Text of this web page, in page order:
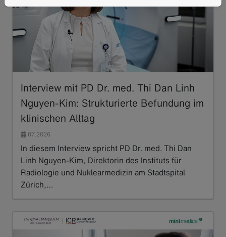
Interview mit PD Dr. med. Thi Dan Linh
Nguyen-Kim: Strukturierte Befundung im
klinischen Alltag
07.2026
In diesem Interview spricht PD Dr. med. Thi Dan
Linh Nguyen-Kim, Direktorin des Instituts für
Radiologie und Nuklearmedizin am Stadtspital
Zürich,…